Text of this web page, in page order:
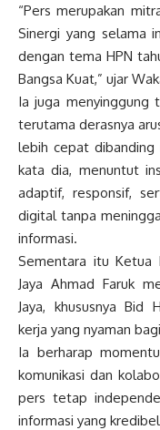
“Pers merupakan
Sinergi yang selama
dengan tema HPN
Bangsa Kuat,” ujar
Ia juga menyinggung
terutama derasnya
lebih cepat dibanding
kata dia, menuntut
adaptif, responsif,
digital tanpa
informasi.
Sementara itu Ketua
Jaya Ahmad Faruk
Jaya, khususnya Bid
kerja yang nyaman
Ia berharap
komunikasi dan
pers tetap
informasi yang